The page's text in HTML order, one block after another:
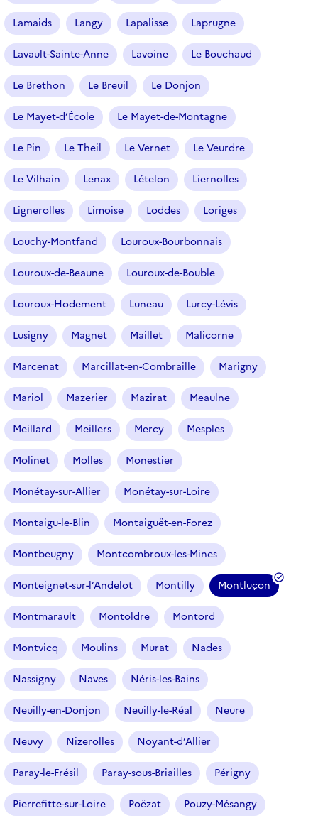
Lamaids Langy Lapalisse Laprugne
Lavault-Sainte-Anne Lavoine Le Bouchaud
Le Brethon Le Breuil Le Donjon
Le Mayet-d’École Le Mayet-de-Montagne
Le Pin Le Theil Le Vernet Le Veurdre
Le Vilhain Lenax Lételon Liernolles
Lignerolles Limoise Loddes Loriges
Louchy-Montfand Louroux-Bourbonnais
Louroux-de-Beaune Louroux-de-Bouble
Louroux-Hodement Luneau Lurcy-Lévis
Lusigny Magnet Maillet Malicorne
Marcenat Marcillat-en-Combraille Marigny
Mariol Mazerier Mazirat Meaulne
Meillard Meillers Mercy Mesples
Molinet Molles Monestier
Monétay-sur-Allier Monétay-sur-Loire
Montaigu-le-Blin Montaiguët-en-Forez
Montbeugny Montcombroux-les-Mines
Monteignet-sur-l’Andelot Montilly Montluçon
(
s
e
c
t
i
Montmarault Montoldre Montord
Montvicq Moulins Murat Nades
Nassigny Naves Néris-les-Bains
Neuilly-en-Donjon Neuilly-le-Réal Neure
Neuvy Nizerolles Noyant-d’Allier
Paray-le-Frésil Paray-sous-Briailles Périgny
Pierrefitte-sur-Loire Poëzat Pouzy-Mésangy